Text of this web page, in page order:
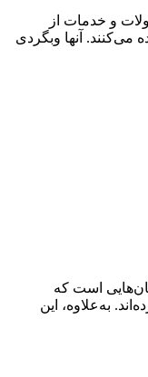
و خدمات از
آنها وبگردی
است که
به‌علاوه، این